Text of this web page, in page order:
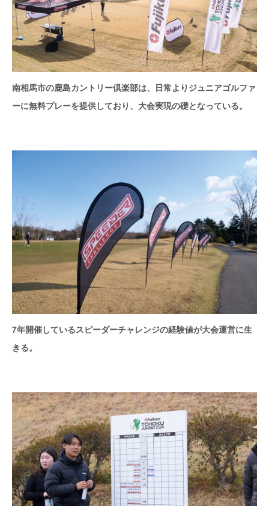
南相馬市の鹿島カントリー倶楽部は、日常よりジュニアゴルファ
ーに無料プレーを提供しており、大会実現の礎となっている。
7年開催しているスピーダーチャレンジの経験値が大会運営に生
きる。